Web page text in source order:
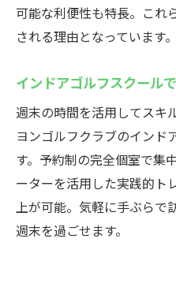
週末利用で着実
目標達成のための
群馬県高崎市のスズ
インドアゴルフ
間
天候を気にせず
手ぶらで気軽に
ール
可能な利便性も特長。これ
される理由となっています。
インドアゴルフスクール
週末の時間を活用してスキ
ヨンゴルフクラブのインド
す。予約制の完全個室で集
ーターを活用した実践的ト
上が可能。気軽に手ぶらで
週末を過ごせます。